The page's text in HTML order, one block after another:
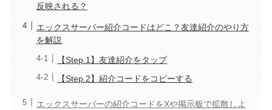
反映される？
エックスサーバー紹介コードはどこ？友達紹介のやり方
を解説
【Step.1】友達紹介をタップ
【Step.2】紹介コードをコピーする
エックスサーバーの紹介コードをXや掲示板で拡散しよ